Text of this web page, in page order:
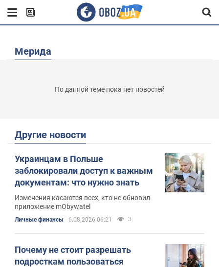
Мерида
По данной теме пока нет новостей
Другие новости
Украинцам в Польше
заблокировали доступ к важным
документам: что нужно знать
Изменения касаются всех, кто не обновил
приложение mObywatel
Личные финансы 6.08.2026 06:21 3
Почему не стоит разрешать
подросткам пользоваться